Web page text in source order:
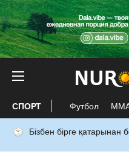
СПОРТ Футбол
Бізбен бірге қатарынан